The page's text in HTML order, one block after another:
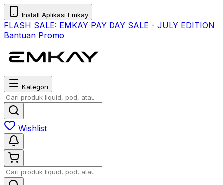
Install Aplikasi Emkay
FLASH SALE: EMKAY PAY DAY SALE - JULY EDITION
Bantuan Promo
Kategori
Wishlist